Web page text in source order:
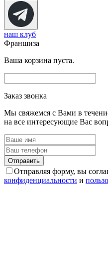
наш клуб
Франшиза
Ваша корзина пуста.
Заказ звонка
Мы свяжемся с Вами в
на все интересующие Вас
Отправляя форму, вы
конфиденциальности и